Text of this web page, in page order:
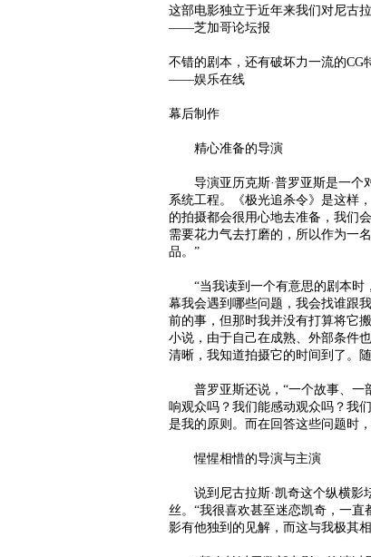
这部电影独立于近年来我们对尼古
——芝加哥论坛报
不错的剧本，还有破坏力一流的CG
——娱乐在线
幕后制作
精心准备的导演
导演亚历克斯·普罗亚斯是一个
系统工程。《极光追杀令》是这样
的拍摄都会很用心地去准备，我们
需要花力气去打磨的，所以作为一
品。”
“当我读到一个有意思的剧本时
幕我会遇到哪些问题，我会找谁跟
前的事，但那时我并没有打算将它
小说，由于自己在成熟、外部条件
清晰，我知道拍摄它的时间到了。
普罗亚斯还说，“一个故事、一
响观众吗？我们能感动观众吗？我
是我的原则。而在回答这些问题时
惺惺相惜的导演与主演
说到尼古拉斯·凯奇这个纵横影坛
丝。“我很喜欢甚至迷恋凯奇，一
影有他独到的见解，而这与我极其